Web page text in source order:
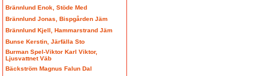
Brännlund Enok, Stöde Med
Brännlund Jonas, Bispgården Jäm
Brännlund Kjell, Hammarstrand Jäm
Bunse Kerstin, Järfälla Sto
Burman Spel-Viktor Karl Viktor,
Ljusvattnet Väb
Bäckström Magnus Falun Dal